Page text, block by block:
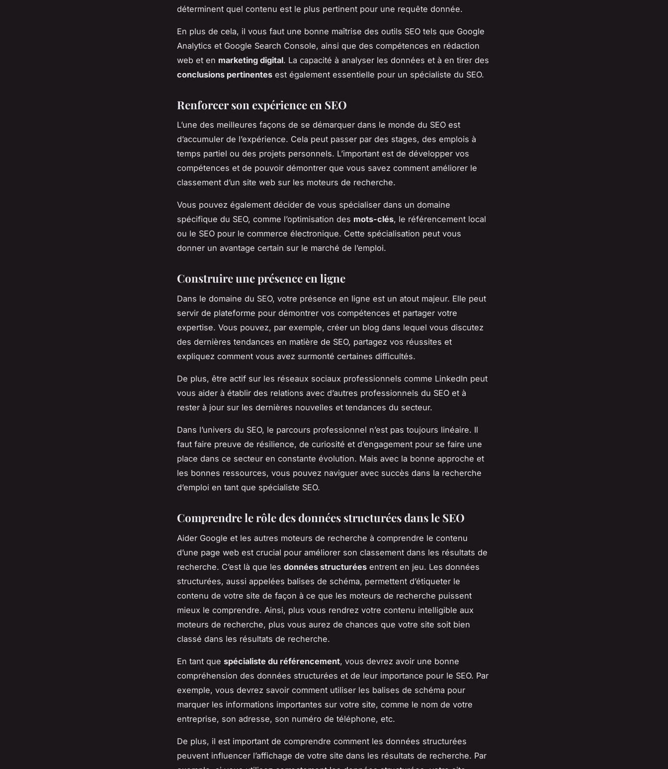
déterminent quel contenu est le plus pertinent pour une requête donnée.
En plus de cela, il vous faut une bonne maîtrise des outils SEO tels que Google
Analytics et Google Search Console, ainsi que des compétences en rédaction
web et en marketing digital. La capacité à analyser les données et à en tirer des
conclusions pertinentes est également essentielle pour un spécialiste du SEO.
Renforcer son expérience en SEO
L’une des meilleures façons de se démarquer dans le monde du SEO est
d’accumuler de l’expérience. Cela peut passer par des stages, des emplois à
temps partiel ou des projets personnels. L’important est de développer vos
compétences et de pouvoir démontrer que vous savez comment améliorer le
classement d’un site web sur les moteurs de recherche.
Vous pouvez également décider de vous spécialiser dans un domaine
spécifique du SEO, comme l’optimisation des mots-clés, le référencement local
ou le SEO pour le commerce électronique. Cette spécialisation peut vous
donner un avantage certain sur le marché de l’emploi.
Construire une présence en ligne
Dans le domaine du SEO, votre présence en ligne est un atout majeur. Elle peut
servir de plateforme pour démontrer vos compétences et partager votre
expertise. Vous pouvez, par exemple, créer un blog dans lequel vous discutez
des dernières tendances en matière de SEO, partagez vos réussites et
expliquez comment vous avez surmonté certaines difficultés.
De plus, être actif sur les réseaux sociaux professionnels comme LinkedIn peut
vous aider à établir des relations avec d’autres professionnels du SEO et à
rester à jour sur les dernières nouvelles et tendances du secteur.
Dans l’univers du SEO, le parcours professionnel n’est pas toujours linéaire. Il
faut faire preuve de résilience, de curiosité et d’engagement pour se faire une
place dans ce secteur en constante évolution. Mais avec la bonne approche et
les bonnes ressources, vous pouvez naviguer avec succès dans la recherche
d’emploi en tant que spécialiste SEO.
Comprendre le rôle des données structurées dans le SEO
Aider Google et les autres moteurs de recherche à comprendre le contenu
d’une page web est crucial pour améliorer son classement dans les résultats de
recherche. C’est là que les données structurées entrent en jeu. Les données
structurées, aussi appelées balises de schéma, permettent d’étiqueter le
contenu de votre site de façon à ce que les moteurs de recherche puissent
mieux le comprendre. Ainsi, plus vous rendrez votre contenu intelligible aux
moteurs de recherche, plus vous aurez de chances que votre site soit bien
classé dans les résultats de recherche.
En tant que spécialiste du référencement, vous devrez avoir une bonne
compréhension des données structurées et de leur importance pour le SEO. Par
exemple, vous devrez savoir comment utiliser les balises de schéma pour
marquer les informations importantes sur votre site, comme le nom de votre
entreprise, son adresse, son numéro de téléphone, etc.
De plus, il est important de comprendre comment les données structurées
peuvent influencer l’affichage de votre site dans les résultats de recherche. Par